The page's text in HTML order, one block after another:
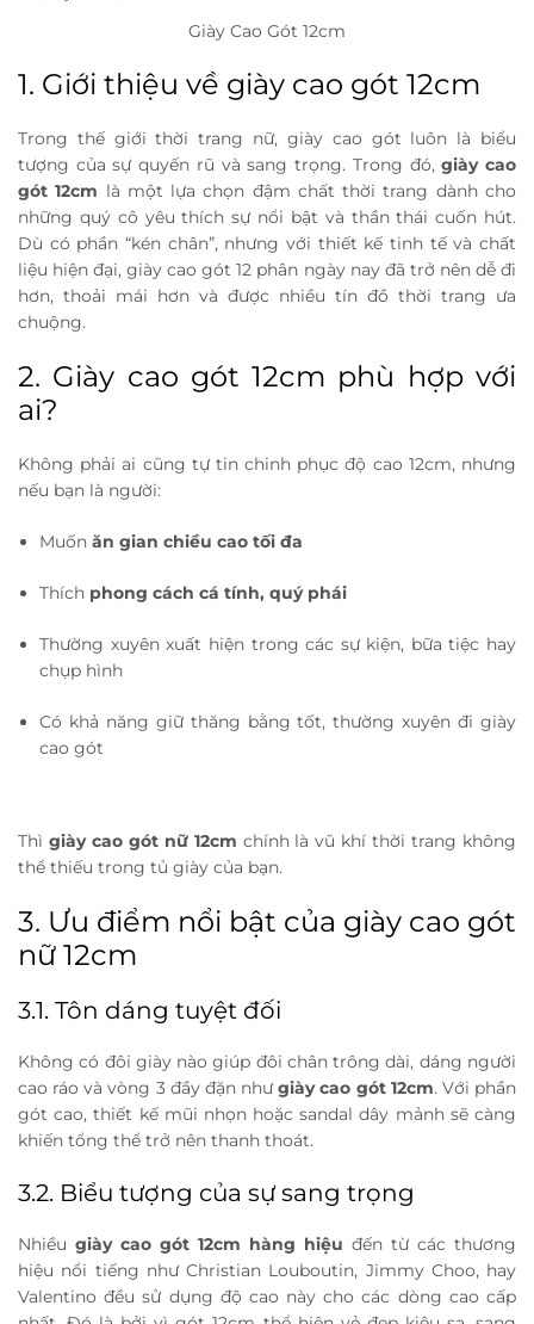
Giày Cao Gót 12cm
1. Giới thiệu về giày cao gót 12cm
Trong thế giới thời trang nữ, giày cao gót luôn là biểu
tượng của sự quyến rũ và sang trọng. Trong đó,giày cao
gót 12cm là một lựa chọn đậm chất thời trang dành cho
những quý cô yêu thích sự nổi bật và thần thái cuốn hút.
Dù có phần “kén chân”, nhưng với thiết kế tinh tế và chất
liệu hiện đại, giày cao gót 12 phân ngày nay đã trở nên dễ đi
hơn, thoải mái hơn và được nhiều tín đồ thời trang ưa
chuộng.
2. Giày cao gót 12cm phù hợp với
ai?
Không phải ai cũng tự tin chinh phục độ cao 12cm, nhưng
nếu bạn là người:
Muốnăn gian chiều cao tối đa
Thích phong cách cá tính, quý phái
Thường xuyên xuất hiện trong các sự kiện, bữa tiệc hay
chụp hình
Có khả năng giữ thăng bằng tốt, thường xuyên đi giày
cao gót
Thì giày cao gót nữ 12cm chính là vũ khí thời trang không
thể thiếu trong tủ giày của bạn.
3. Ưu điểm nổi bật của giày cao gót
nữ 12cm
3.1. Tôn dáng tuyệt đối
Không có đôi giày nào giúp đôi chân trông dài, dáng người
cao ráo và vòng 3 đầy đặn nhưgiày cao gót 12cm. Với phần
gót cao, thiết kế mũi nhọn hoặc sandal dây mảnh sẽ càng
khiến tổng thể trở nên thanh thoát.
3.2. Biểu tượng của sự sang trọng
Nhiều giày cao gót 12cm hàng hiệu đến từ các thương
hiệu nổi tiếng như Christian Louboutin, Jimmy Choo, hay
Valentino đều sử dụng độ cao này cho các dòng cao cấp